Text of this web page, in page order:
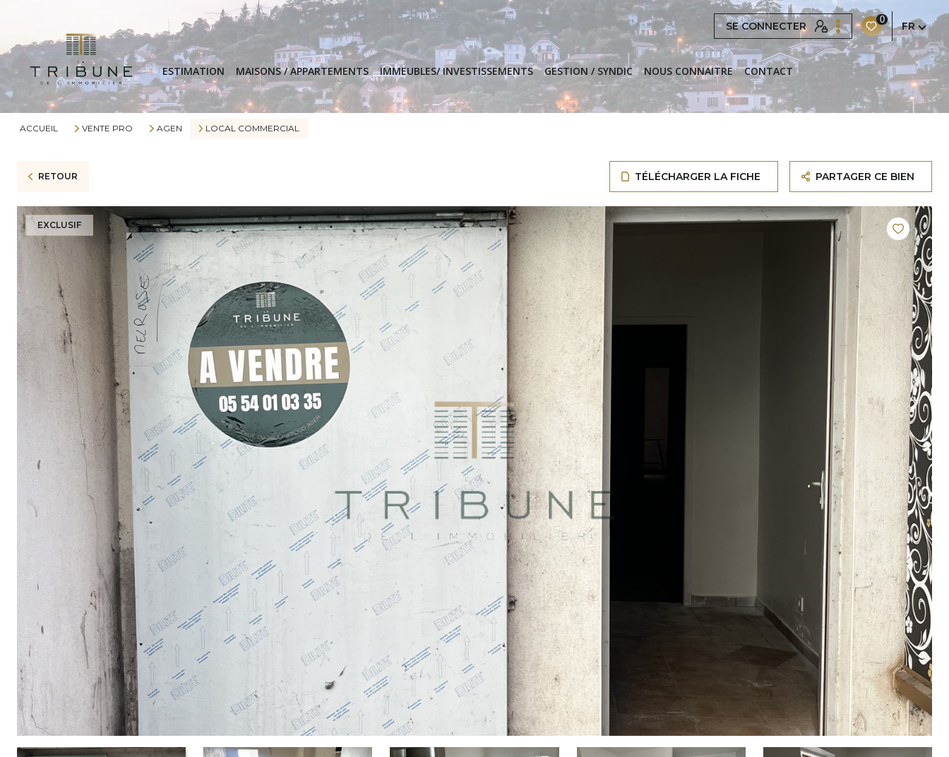
SE CONNECTER
0
FR
ESTIMATION MAISONS / APPARTEMENTS IMMEUBLES/ INVESTISSEMENTS GESTION / SYNDIC NOUS CONNAITRE CONTACT
ACCUEIL VENTE PRO AGEN LOCAL COMMERCIAL
RETOUR TÉLÉCHARGER LA FICHE PARTAGER CE BIEN
EXCLUSIF